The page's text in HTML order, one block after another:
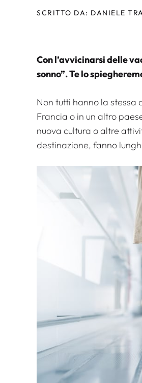
SCRITTO DA: DANIELE
Con l’avvicinarsi delle
sonno”. Te lo
Non tutti hanno la stessa
Francia o in un altro
nuova cultura o altre
destinazione, fanno